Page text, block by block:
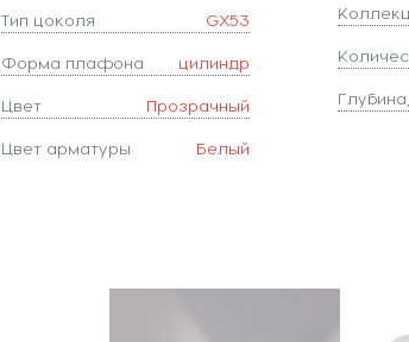
Тип цоколя GX53
Форма плафона цилиндр
Цвет Прозрачный
Цвет арматуры Белый